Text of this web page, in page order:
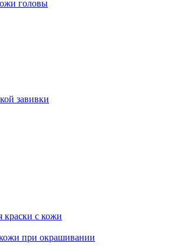
головы
завивки
краски с кожи
при окрашивании